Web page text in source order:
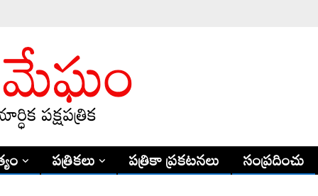
పత్రికలు పత్రికా ప్రకటనలు సంప్రదించు